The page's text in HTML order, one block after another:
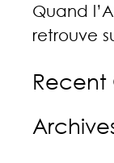
Quand
retrouve
Recent